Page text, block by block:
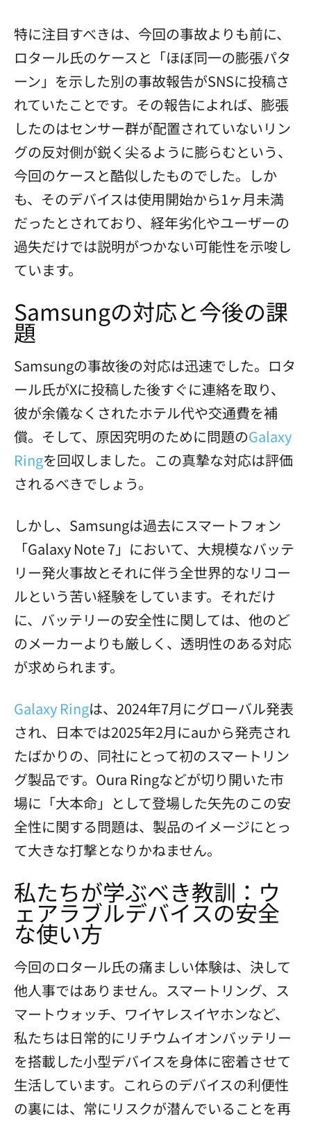
特に注目すべきは、今回の事故よりも前に、
ロタール氏のケースと「ほぼ同一の膨張パタ
ーン」を示した別の事故報告がSNSに投稿さ
れていたことです。その報告によれば、膨張
したのはセンサー群が配置されていないリン
グの反対側が鋭く尖るように膨らむという、
今回のケースと酷似したものでした。しか
も、そのデバイスは使用開始から1ヶ月未満
だったとされており、経年劣化やユーザーの
過失だけでは説明がつかない可能性を示唆し
ています。
Samsungの対応と今後の課
題
Samsungの事故後の対応は迅速でした。ロタ
ール氏がXに投稿した後すぐに連絡を取り、
彼が余儀なくされたホテル代や交通費を補
償。そして、原因究明のために問題のGalaxy
Ringを回収しました。この真摯な対応は評価
されるべきでしょう。
しかし、Samsungは過去にスマートフォン
「Galaxy Note 7」において、大規模なバッテ
リー発火事故とそれに伴う全世界的なリコー
ルという苦い経験をしています。それだけ
に、バッテリーの安全性に関しては、他のど
のメーカーよりも厳しく、透明性のある対応
が求められます。
Galaxy Ringは、2024年7月にグローバル発表
され、日本では2025年2月にauから発売され
たばかりの、同社にとって初のスマートリン
グ製品です。Oura Ringなどが切り開いた市
場に「大本命」として登場した矢先のこの安
全性に関する問題は、製品のイメージにとっ
て大きな打撃となりかねません。
私たちが学ぶべき教訓：ウ
ェアラブルデバイスの安全
な使い方
今回のロタール氏の痛ましい体験は、決して
他人事ではありません。スマートリング、ス
マートウォッチ、ワイヤレスイヤホンなど、
私たちは日常的にリチウムイオンバッテリー
を搭載した小型デバイスを身体に密着させて
生活しています。これらのデバイスの利便性
の裏には、常にリスクが潜んでいることを再